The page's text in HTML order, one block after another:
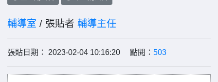
輔導室 / 張貼者 輔導主任
張貼日期： 2023-02-04 10:16:20 點閱： 503